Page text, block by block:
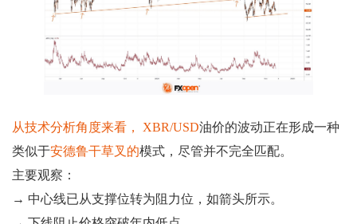
从技术分析角度来看， XBR/USD油价的波动正在形成一种
类似于安德鲁干草叉的模式，尽管并不完全匹配。
主要观察：
→ 中心线已从支撑位转为阻力位，如箭头所示。